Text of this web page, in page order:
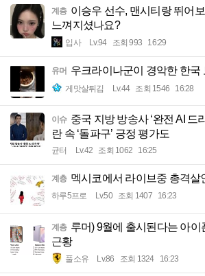
계층 이승우 선수, 맨시티랑 뛰어
느껴지셨나요?
입사 Lv.94 조회 993 16:29
유머 우크라이나군이 경악한 한국
게맛살튀김 Lv.44 조회 1546 16:28
이슈 중국 지방 방송사 ‘완전 AI 드
란 속 ‘돌파구’ 긍정 평가도
균터 Lv.42 조회 1062 16:25
계층 멕시코에서 라이브중 총격살
하루5프로 Lv.50 조회 1407 16:23
계층 루머) 9월에 출시된다는 아이
근황
풀소유 Lv.86 조회 1324 16:23